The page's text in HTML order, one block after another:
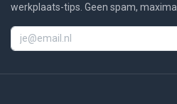
werkplaats-tips. Geen spam,